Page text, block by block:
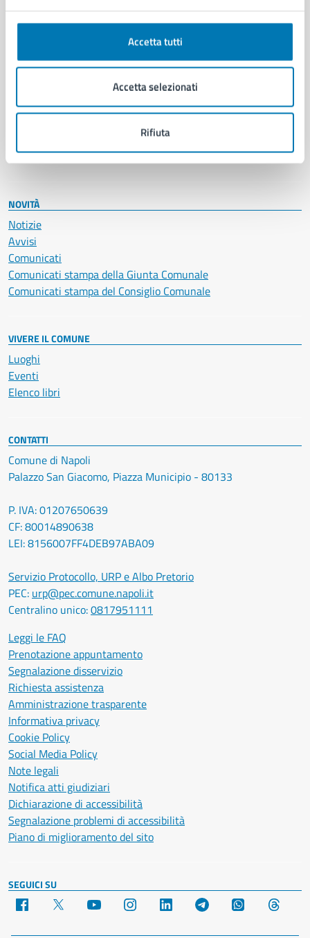
Accetta tutti
Accetta selezionati
Rifiuta
Autorizzazioni
Documenti e certificati
Educazione e formazione
Giustizia e sicurezza pubblica
Imprese e commercio
Vita lavorativa
NOVITÀ
Notizie
Avvisi
Comunicati
Comunicati stampa della Giunta Comunale
Comunicati stampa del Consiglio Comunale
VIVERE IL COMUNE
Luoghi
Eventi
Elenco libri
CONTATTI
Comune di Napoli
Palazzo San Giacomo, Piazza Municipio - 80133
P. IVA: 01207650639
CF: 80014890638
LEI: 8156007FF4DEB97ABA09
Servizio Protocollo, URP e Albo Pretorio
PEC: urp@pec.comune.napoli.it
Centralino unico:0817951111
Leggi le FAQ
Prenotazione appuntamento
Segnalazione disservizio
Richiesta assistenza
Amministrazione trasparente
Informativa privacy
Cookie Policy
Social Media Policy
Note legali
Notifica atti giudiziari
Dichiarazione di accessibilità
Segnalazione problemi di accessibilità
Piano di miglioramento del sito
SEGUICI SU
Facebook YouTube Instagram LinkedIn Telegram WhatsApp